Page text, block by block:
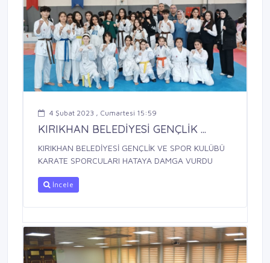
4 Şubat 2023 , Cumartesi 15:59
KIRIKHAN BELEDİYESİ GENÇLİK ...
KIRIKHAN BELEDİYESİ GENÇLİK VE SPOR KULÜBÜ
KARATE SPORCULARI HATAYA DAMGA VURDU
İncele